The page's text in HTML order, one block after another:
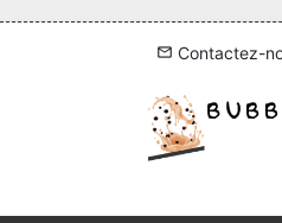
mail_outline Contactez-